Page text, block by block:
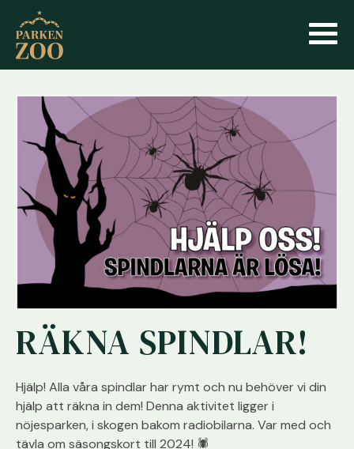
RÄKNA SPINDLAR!
Hjälp! Alla våra spindlar har rymt och nu behöver vi din
hjälp att räkna in dem! Denna aktivitet ligger i
nöjesparken, i skogen bakom radiobilarna. Var med och
tävla om säsongskort till 2024! 🕷️